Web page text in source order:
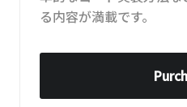
る内容が満載です。